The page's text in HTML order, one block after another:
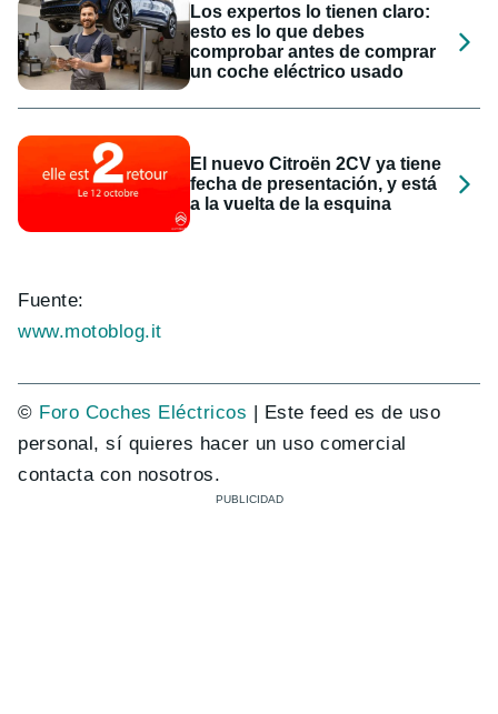
Los expertos lo tienen claro:
esto es lo que debes
comprobar antes de comprar
un coche eléctrico usado
El nuevo Citroën 2CV ya tiene
fecha de presentación, y está
a la vuelta de la esquina
Fuente:
www.motoblog.it
© Foro Coches Eléctricos | Este feed es de uso
personal, sí quieres hacer un uso comercial
contacta con nosotros.